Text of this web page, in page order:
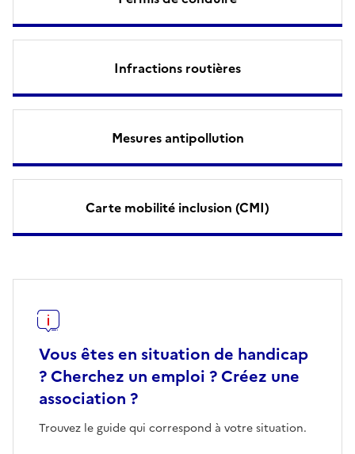
Infractions routières
Mesures antipollution
Carte mobilité inclusion (CMI)
Vous êtes en situation de handicap
? Cherchez un emploi ? Créez une
association ?
Trouvez le guide qui correspond à votre situation.